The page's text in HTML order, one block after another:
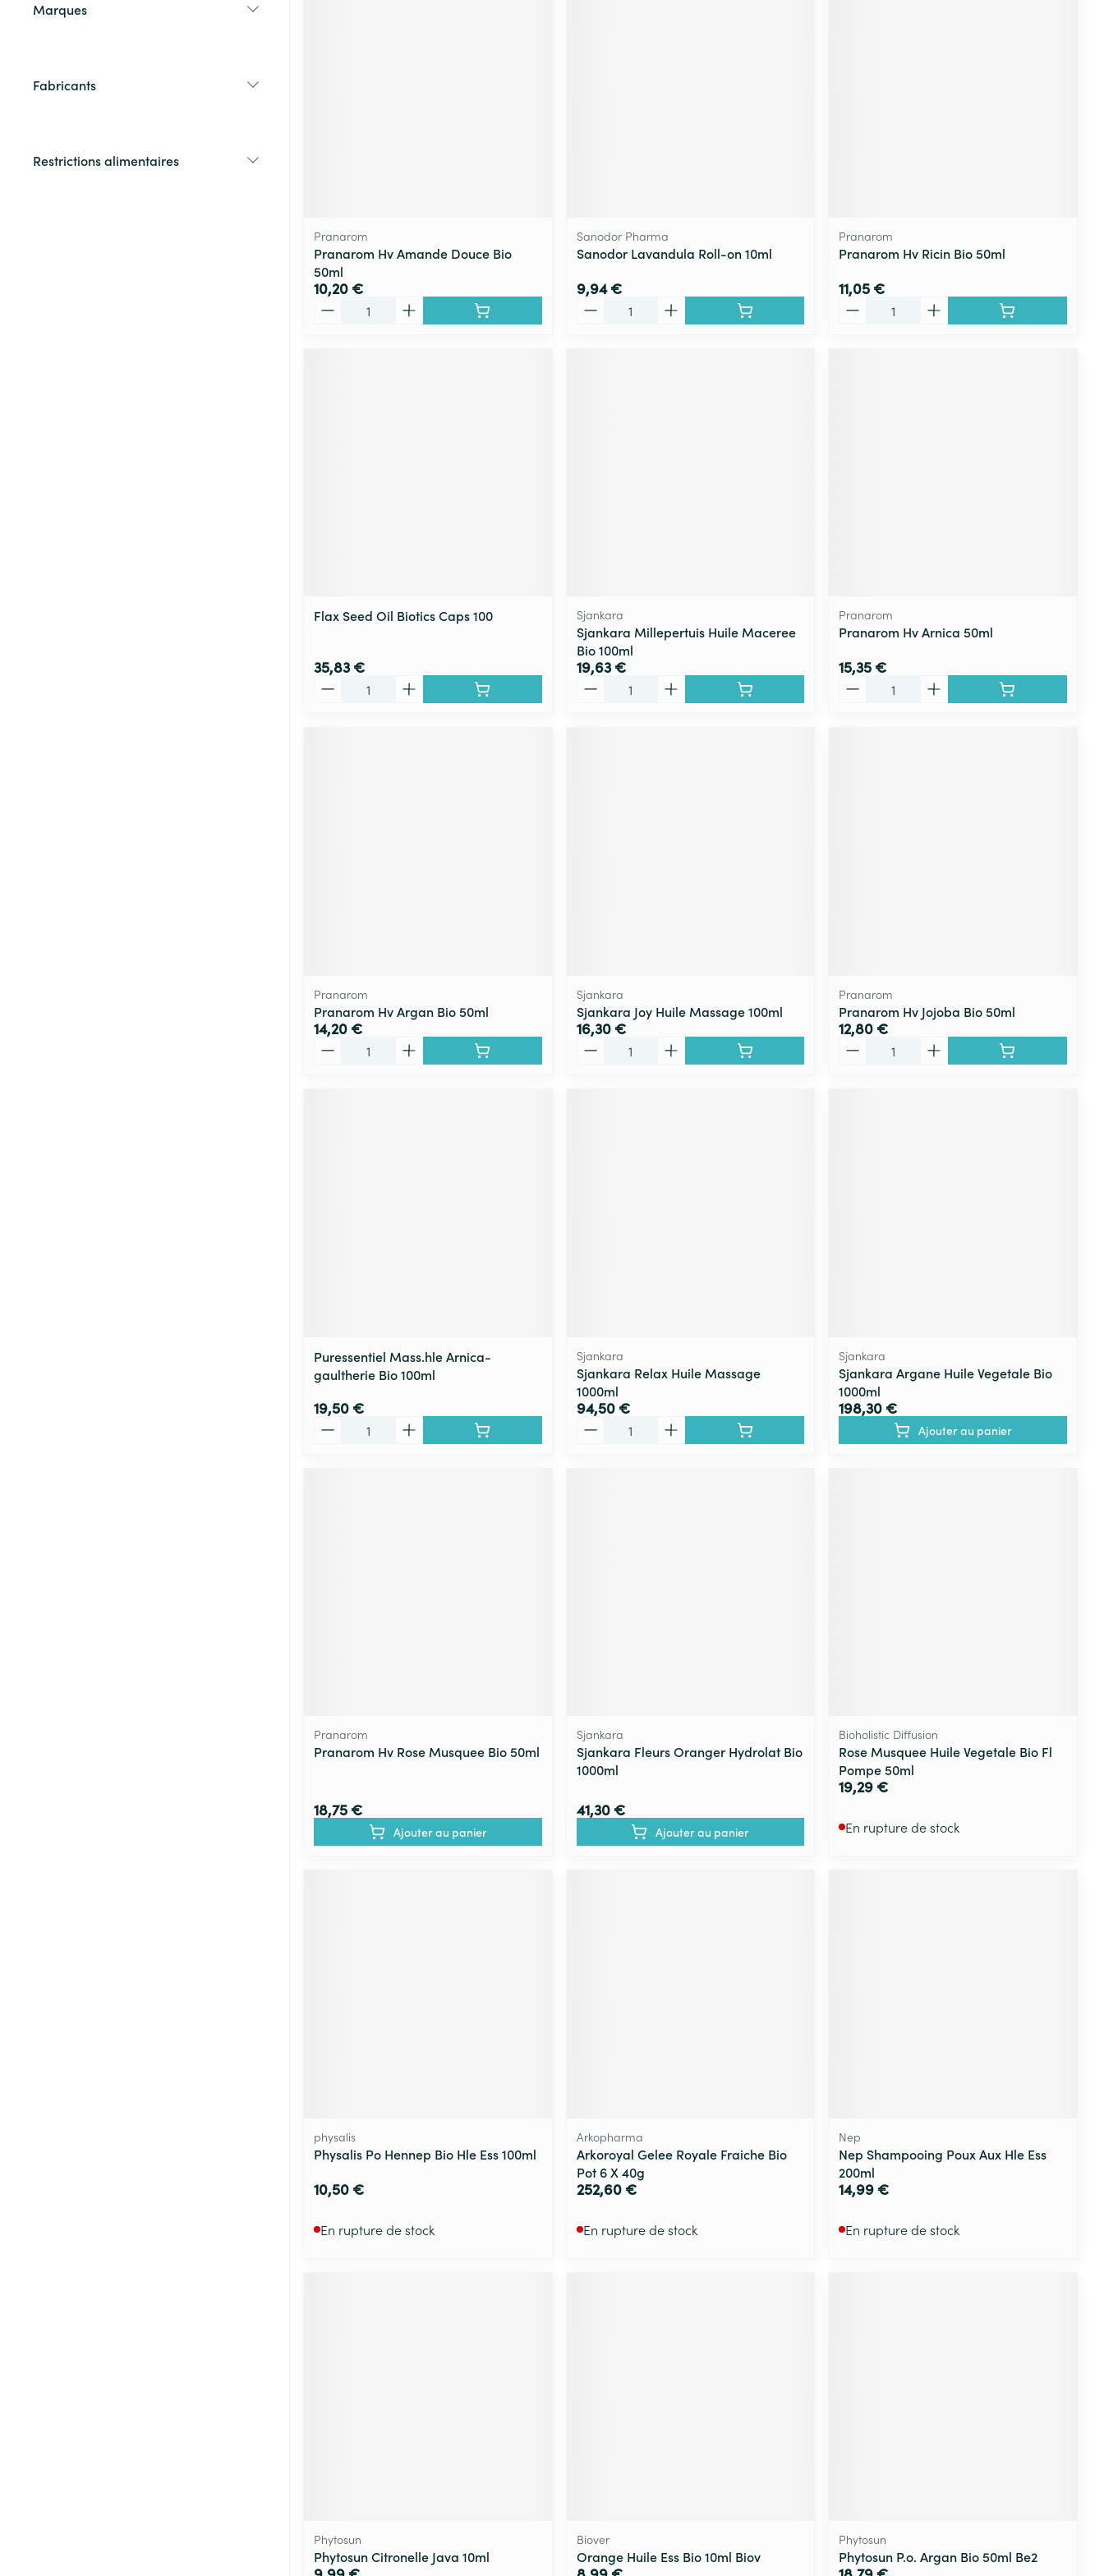
Marques
Fabricants
Restrictions alimentaires
Pranarom
Pranarom Hv Amande Douce Bio
50ml
10,20 €
Sanodor Pharma
Sanodor Lavandula Roll-on 10ml
9,94 €
Pranarom
Pranarom Hv Ricin Bio 50ml
11,05 €
Flax Seed Oil Biotics Caps 100
35,83 €
Sjankara
Sjankara Millepertuis Huile Maceree
Bio 100ml
19,63 €
Pranarom
Pranarom Hv Arnica 50ml
15,35 €
Pranarom
Pranarom Hv Argan Bio 50ml
14,20 €
Sjankara
Sjankara Joy Huile Massage 100ml
16,30 €
Pranarom
Pranarom Hv Jojoba Bio 50ml
12,80 €
Puressentiel Mass.hle Arnica-
gaultherie Bio 100ml
19,50 €
Sjankara
Sjankara Relax Huile Massage
1000ml
94,50 €
Sjankara
Sjankara Argane Huile Vegetale Bio
1000ml
198,30 €
Ajouter au panier
Pranarom
Pranarom Hv Rose Musquee Bio 50ml
18,75 €
Ajouter au panier
Sjankara
Sjankara Fleurs Oranger Hydrolat Bio
1000ml
41,30 €
Ajouter au panier
Bioholistic Diffusion
Rose Musquee Huile Vegetale Bio Fl
Pompe 50ml
19,29 €
En rupture de stock
physalis
Physalis Po Hennep Bio Hle Ess 100ml
10,50 €
En rupture de stock
Arkopharma
Arkoroyal Gelee Royale Fraiche Bio
Pot 6 X 40g
252,60 €
En rupture de stock
Nep
Nep Shampooing Poux Aux Hle Ess
200ml
14,99 €
En rupture de stock
Phytosun
Phytosun Citronelle Java 10ml
Biover
Orange Huile Ess Bio 10ml Biov
Phytosun
Phytosun P.o. Argan Bio 50ml Be2